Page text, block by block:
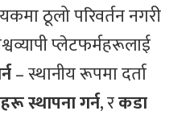
ठूलो परिवर्तन नगरी
प्लेटफर्महरूलाई
– स्थानीय रूपमा दर्ता
स्थापना गर्न, रकडा